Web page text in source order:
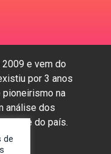
e vem do
por 3 anos
pioneirismo na
análise dos
e do país.
de